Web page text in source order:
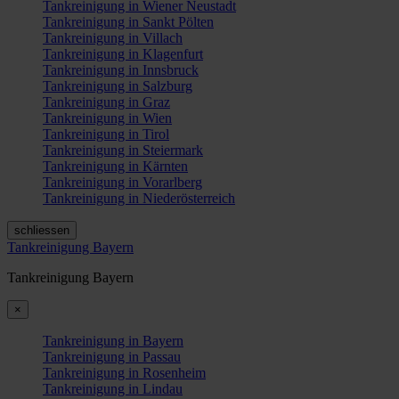
Tankreinigung in Wiener Neustadt
Tankreinigung in Sankt Pölten
Tankreinigung in Villach
Tankreinigung in Klagenfurt
Tankreinigung in Innsbruck
Tankreinigung in Salzburg
Tankreinigung in Graz
Tankreinigung in Wien
Tankreinigung in Tirol
Tankreinigung in Steiermark
Tankreinigung in Kärnten
Tankreinigung in Vorarlberg
Tankreinigung in Niederösterreich
schliessen
Tankreinigung Bayern
Tankreinigung Bayern
×
Tankreinigung in Bayern
Tankreinigung in Passau
Tankreinigung in Rosenheim
Tankreinigung in Lindau